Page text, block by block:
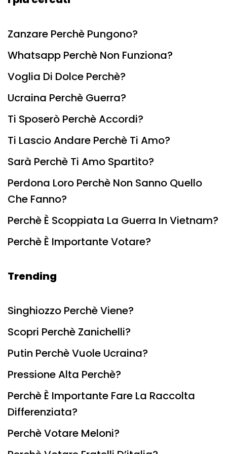
Zanzare Perchè Pungono?
Whatsapp Perchè Non Funziona?
Voglia Di Dolce Perchè?
Ucraina Perchè Guerra?
Ti Sposerò Perchè Accordi?
Ti Lascio Andare Perchè Ti Amo?
Sarà Perchè Ti Amo Spartito?
Perdona Loro Perchè Non Sanno Quello
Che Fanno?
Perchè È Scoppiata La Guerra In Vietnam?
Perchè È Importante Votare?
Trending
Singhiozzo Perchè Viene?
Scopri Perchè Zanichelli?
Putin Perchè Vuole Ucraina?
Pressione Alta Perchè?
Perchè È Importante Fare La Raccolta
Differenziata?
Perchè Votare Meloni?